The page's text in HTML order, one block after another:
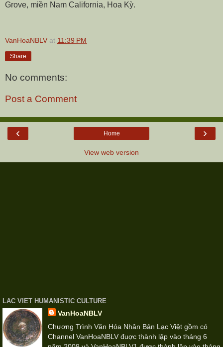
Grove, miền Nam California, Hoa Kỳ.
VanHoaNBLV at 11:39 PM
Share
No comments:
Post a Comment
‹ ›
Home
View web version
LAC VIET HUMANISTIC CULTURE
VanHoaNBLV
Chương Trình Văn Hóa Nhân Bản Lạc Việt gồm có
Channel VanHoaNBLV đuợc thành lập vào tháng 6